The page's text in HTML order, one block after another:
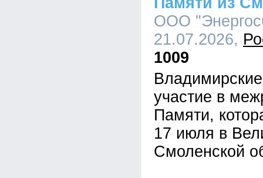
ООО
21.07.2026,
1009
участие в
Памяти,
17 июля в
Смоленской